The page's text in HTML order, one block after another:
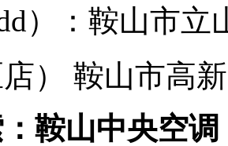
）：鞍山市立
店） 鞍山市高
鞍山中央空